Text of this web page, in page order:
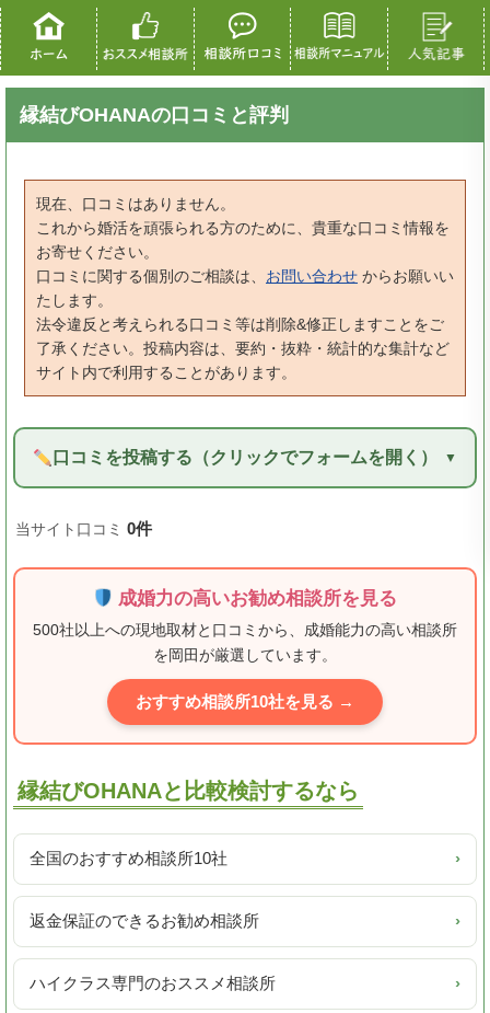
縁結びOHANAの口コミと評判
現在、口コミはありません。
これから婚活を頑張られる方のために、貴重な口コミ情報を
お寄せください。
口コミに関する個別のご相談は、 お問い合わせ からお願いい
たします。
法令違反と考えられる口コミ等は削除&修正しますことをご
了承ください。投稿内容は、要約・抜粋・統計的な集計など
サイト内で利用することがあります。
口コミを投稿する（クリックでフォームを開く）
当サイト口コミ 0件
成婚力の高いお勧め相談所を見る
500社以上への現地取材と口コミから、成婚能力の高い相談所
を岡田が厳選しています。
おすすめ相談所10社を見る →
縁結びOHANAと比較検討するなら
全国のおすすめ相談所10社 ›
返金保証のできるお勧め相談所 ›
ハイクラス専門のおススメ相談所 ›